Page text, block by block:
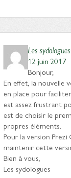
Les sydologues
12 juin 2017
Bonjour,
En effet, la nouvelle
en place pour
est assez frustrant
est de choisir le
propres éléments.
Pour la version
maintenir cette
Bien à vous,
Les sydologues